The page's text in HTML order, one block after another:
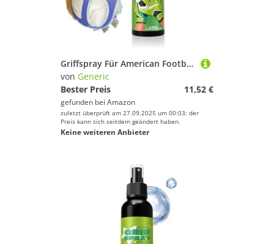
Griffspray Für American Football Handschuhe | Anti-Rutsch Spray | Fußball Grip Handschuh Verstärkung - Für Fußball Basketball Handball Schuhe Baseball Training Sportarten Athleten
von Generic
Bester Preis
11,52 €
gefunden bei Amazon
zuletzt überprüft am 27.09.2025 um 00:03; der
Preis kann sich seitdem geändert haben.
Keine weiteren Anbieter